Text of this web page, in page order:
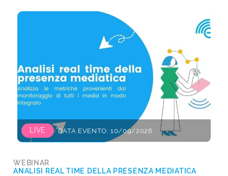
LIVE DATA EVENTO: 10/09/2026
WEBINAR
ANALISI REAL TIME DELLA PRESENZA MEDIATICA